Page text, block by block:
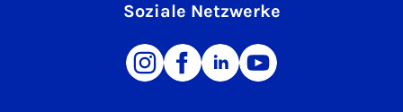
Soziale Netzwerke